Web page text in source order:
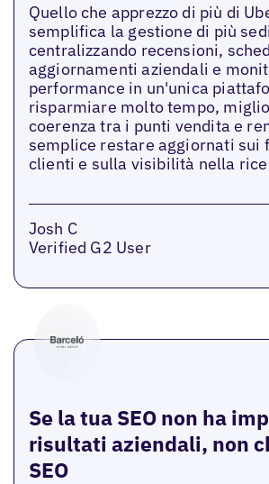
Quello che apprezzo di più di
semplifica la gestione di più
centralizzando recensioni,
aggiornamenti aziendali e
performance in un'unica
risparmiare molto tempo,
coerenza tra i punti vendita e
semplice restare aggiornati sui
clienti e sulla visibilità nella
Josh C
Verified G2 User
Se la tua SEO non ha
risultati aziendali, non
SEO